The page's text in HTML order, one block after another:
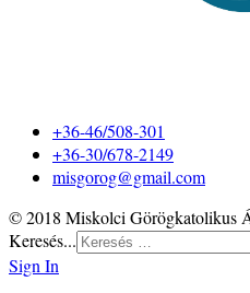
+36-46/508-301
+36-30/678-2149
misgorog@gmail.com
© 2018 Miskolci Görögkatolikus
Keresés...
Sign In